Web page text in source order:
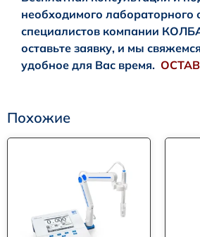
необходимого лабораторного
специалистов компании
оставьте заявку, и мы
удобное для Вас время.
Похожие